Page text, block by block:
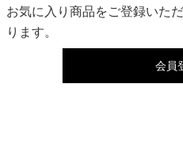
お気に入り商品をご登録いた
ります。
会員